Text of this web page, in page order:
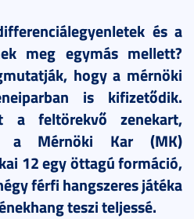
és a
meg egymás mellett?
hogy a mérnöki
is kifizetődik.
a feltörekvő zenekart,
a Mérnöki Kar (MK)
12 egy öttagú formáció,
férfi hangszeres játéka
teszi teljessé.